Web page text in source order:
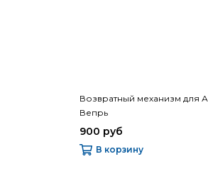
Возвратный механизм для
Вепрь
900 руб
В корзину